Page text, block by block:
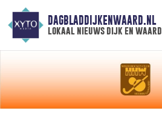
DAGBLADDIJKENWAARD.NL
lokaal nieuws dijk en waard